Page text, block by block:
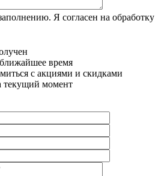
Я согласен на обработку
время
с акциями и скидками
текущий момент